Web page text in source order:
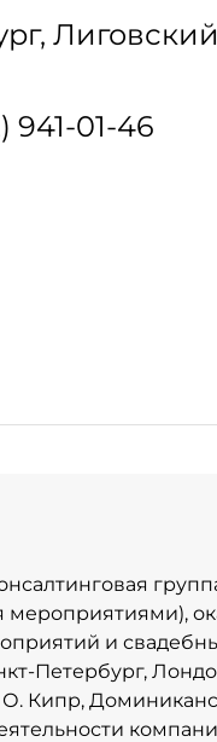
,
941-01-46
и
Петербург,
Кипр,